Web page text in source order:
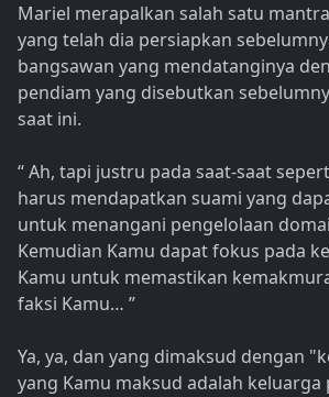
Mariel merapalkan salah satu
yang telah dia persiapkan
bangsawan yang mendatanginya
pendiam yang disebutkan
saat ini.
“ Ah, tapi justru pada saat-saat
harus mendapatkan suami yang
untuk menangani pengelolaan
Kemudian Kamu dapat fokus pada
Kamu untuk memastikan
faksi Kamu… ”
Ya, ya, dan yang dimaksud dengan
yang Kamu maksud adalah keluarga